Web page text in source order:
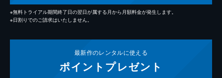
※無料トライアル期間終了日の翌日が属する月から月額料金が発生します。
※日割りでのご請求はいたしません。
最新作のレンタルに使える
ポイント プレゼント